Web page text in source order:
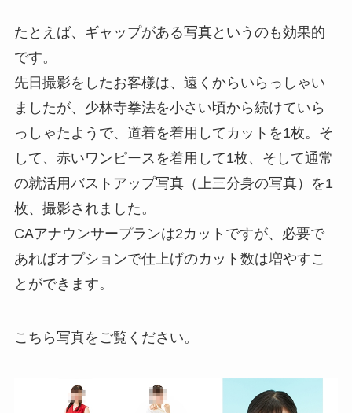
たとえば、ギャップがある写真というのも効果的
です。
先日撮影をしたお客様は、遠くからいらっしゃい
ましたが、少林寺拳法を小さい頃から続けていら
っしゃたようで、道着を着用してカットを1枚。そ
して、赤いワンピースを着用して1枚、そして通常
の就活用バストアップ写真（上三分身の写真）を1
枚、撮影されました。
CAアナウンサープランは2カットですが、必要で
あればオプションで仕上げのカット数は増やすこ
とができます。
こちら写真をご覧ください。